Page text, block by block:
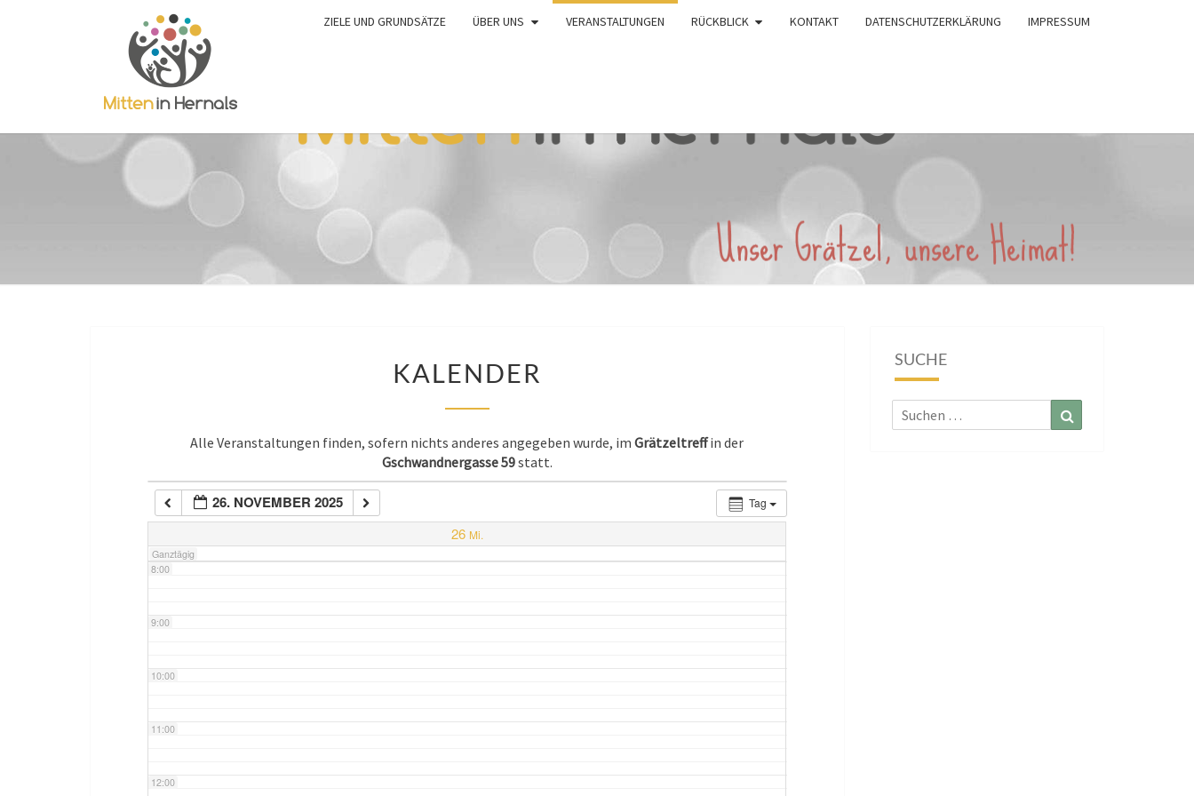
ZIELE UND GRUNDSÄTZE ÜBER UNS VERANSTALTUNGEN RÜCKBLICK KONTAKT DATENSCHUTZERKLÄRUNG IMPRESSUM
KALENDER
Alle Veranstaltungen finden, sofern nichts anderes angegeben wurde, imGrätzeltreffin der
Gschwandnergasse 59statt.
Tag
26. NOVEMBER 2025
26 Mi.
Ganztägig
7:00
8:00
9:00
10:00
11:00
12:00
SUCHE
Suchen
nach: